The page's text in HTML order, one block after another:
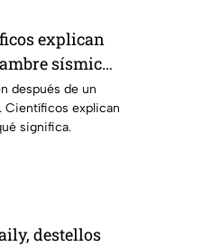
explican
sísmico
después de un
Científicos explican
significa.
destellos